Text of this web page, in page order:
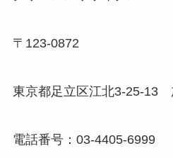
〒123-0872
東京都足立区江北3-25-13
電話番号：03-4405-6999